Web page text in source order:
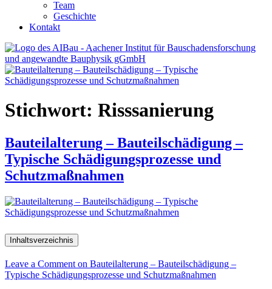
Team
Geschichte
Kontakt
AIBau – Aachener Institut für Bauschadensforschung und
Stichwort: Risssanierung
Bauteilalterung – Bauteilschädigung –
Typische Schädigungsprozesse und
Schutzmaßnahmen
Inhaltsverzeichnis
Leave a Comment on Bauteilalterung – Bauteilschädigung –
Typische Schädigungsprozesse und Schutzmaßnahmen